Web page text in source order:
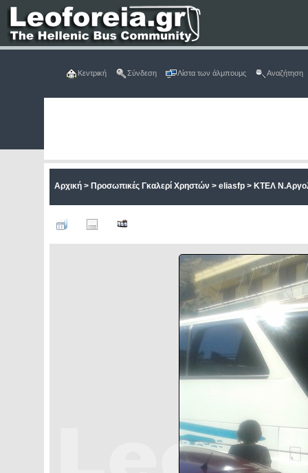
Κεντρική Σύνδεση Λίστα των άλμπουμς Αναζήτηση
Αρχική> Προσωπικές Γκαλερί Χρηστών > eliasfp> ΚΤΕΛ